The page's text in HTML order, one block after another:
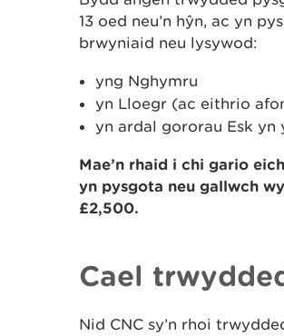
13 oed neu’n hŷn, ac yn
brwyniaid neu lysywod:
yng Nghymru
yn Lloegr (ac eithrio
yn ardal gororau Esk yn
Mae’n rhaid i chi gario
yn pysgota neu gallwch
£2,500.
Cael
Nid CNC sy’n rhoi